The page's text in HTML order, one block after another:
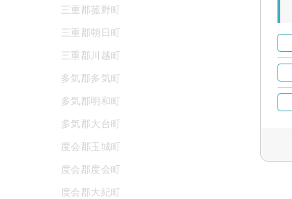
三重郡菰野町
三重郡朝日町
三重郡川越町
多気郡多気町
多気郡明和町
多気郡大台町
度会郡玉城町
度会郡度会町
度会郡大紀町